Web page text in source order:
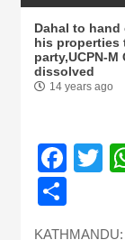
Dahal to hand
his properties
party,UCPN-M
dissolved
14 years ago